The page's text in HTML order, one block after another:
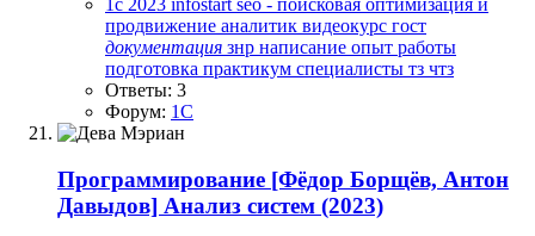
1с 2023 infostart seo - поисковая оптимизация и
продвижение аналитик видеокурс гост
документация знр написание опыт работы
подготовка практикум специалисты тз чтз
Ответы: 3
Форум: 1C
Программирование [Фёдор Борщёв, Антон
Давыдов] Анализ систем (2023)